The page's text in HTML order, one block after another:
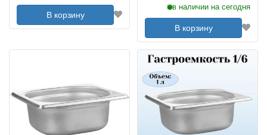
В корзину
в наличии на сегодня
В корзину